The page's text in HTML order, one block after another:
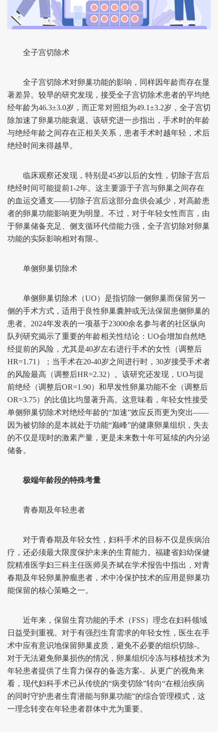
全子宫切除术
全子宫切除术对卵巢功能的影响，同样因年龄而存在显
著差异。较早的研究发现，接受全子宫切除术患者的平均绝
经年龄为46.3±3.0岁，而正常对照组为49.1±3.2岁，全子宫切
除加速了卵巢功能衰退。该研究进一步指出，手术时的年龄
与绝经年龄之间存在正相关关系，患者手术时越年轻，术后
绝经时间来得越早。
临床观察还发现，特别是45岁以后的女性，切除子宫后
绝经时间可能提前1-2年。这主要源于子宫与卵巢之间存在
的血运交通支——切除子宫后这部分血供会减少，对高龄患
者的卵巢功能影响更为明显。不过，对于年轻女性而言，由
于卵巢储备充足、侧支循环代偿能力强，全子宫切除对卵巢
功能的实际影响相对有限-。
单侧卵巢切除术
单侧卵巢切除术（UO）是指切除一侧卵巢而保留另一
侧的手术方式，适用于良性卵巢囊肿或无法保留患侧卵巢的
患者。2024年发表的一项基于23000余名参与者的社区纵向
队列研究揭示了重要的年龄相关性结论：UO会增加自然绝
经提前的风险，尤其是40岁左右进行手术的女性（调整后
HR=1.71）；当手术在20-40岁之间进行时，30岁接受手术者
的风险最高（调整后HR=2.32）。该研究还发现，UO与提
前绝经（调整后OR=1.90）和早发性卵巢功能不全（调整后
OR=3.75）的比值比均显著升高。这意味着，年轻女性接受
单侧卵巢切除术对绝经年龄的“加速”效应反而更为突出——
因为被切除的是本就处于功能“巅峰”的健康卵巢组织，失去
的不仅是现时的激素产量，更是未来数十年可延续的内分泌
储备。
极端年龄段的特殊考量
青春期及年轻患者
对于青春期及年轻女性，妇科手术的目标不仅是疾病治
疗，还必须最大限度保护未来的生育能力。福建省妇幼保健
院精准医学妇三科主任医师吴齐斌在学术报告中指出，对青
春期及年轻卵巢肿瘤患者，术中冷保护技术的应用是卵巢功
能保留的核心策略之一。
近年来，保留生育功能的手术（FSS）理念在妇科领域
日益受到重视。对于有强烈生育需求的年轻女性，医生在手
术中应有意识地保留卵巢皮质，避免不必要的组织切除-。
对于无法避免卵巢损伤的情况，卵巢组织冷冻与移植技术为
年轻患者提供了生育力保存的备选方案-。从更广的视角来
看，现代妇科手术已从传统的“病变切除”转向“在根治疾病
的同时守护患者生育潜能与卵巢功能”的综合管理模式，这
一理念转变在年轻患者群体中尤为重要。